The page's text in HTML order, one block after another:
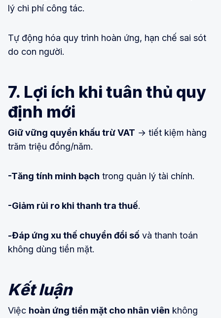
lý chi phí công tác.
Tự động hóa quy trình hoàn ứng, hạn chế sai sót
do con người.
7. Lợi ích khi tuân thủ quy
định mới
Giữ vững quyền khấu trừ VAT → tiết kiệm hàng
trăm triệu đồng/năm.
-Tăng tính minh bạch trong quản lý tài chính.
-Giảm rủi ro khi thanh tra thuế.
-Đáp ứng xu thế chuyển đổi số và thanh toán
không dùng tiền mặt.
Kết luận
Việc hoàn ứng tiền mặt cho nhân viên không